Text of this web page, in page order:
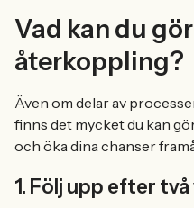
Vad kan du
återkoppling?
Även om delar av
finns det mycket du kan
och öka dina chanser
1. Följ upp efter